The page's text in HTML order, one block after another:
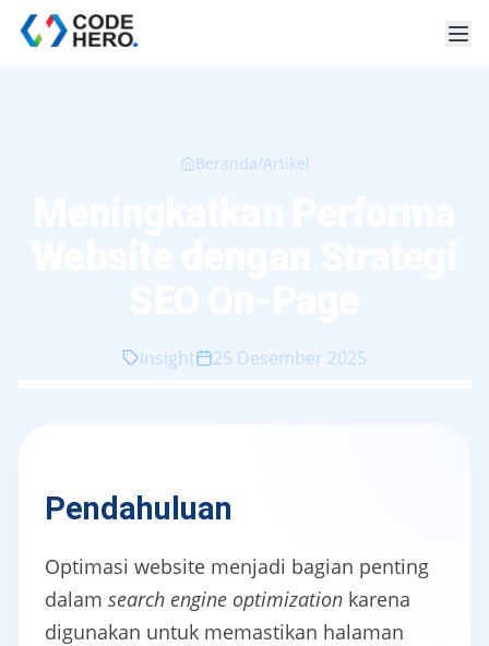
Beranda/Artikel
Insight 25 Desember 2025
Pendahuluan
Optimasi website menjadi bagian penting
dalam search engine optimization karena
digunakan untuk memastikan halaman